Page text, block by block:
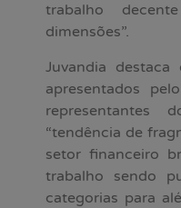
trabalho
dimensões”.
Juvandia
apresentados
representantes
“tendência de
setor financeiro
trabalho sendo
categorias para